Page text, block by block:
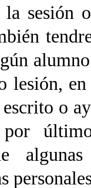
la sesión
lesión,
o